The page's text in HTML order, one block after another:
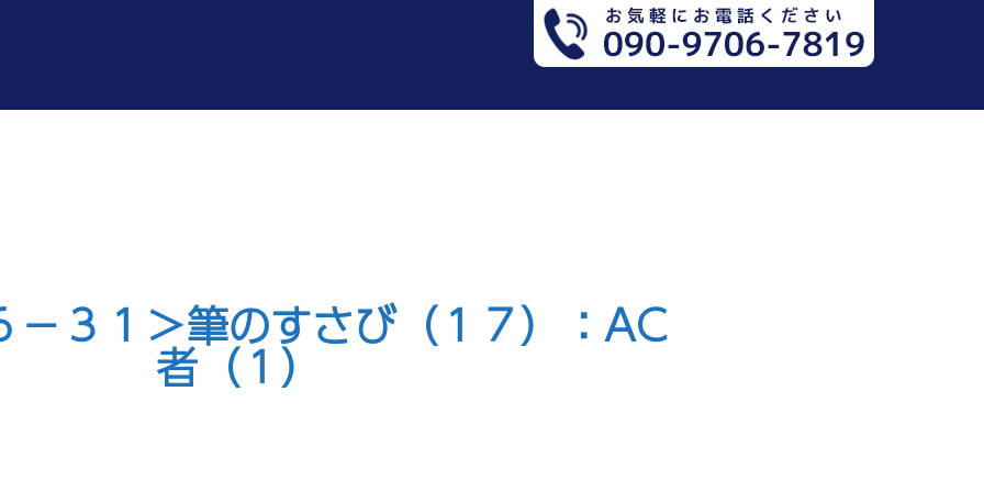
－３１＞筆のすさび（１７）：AC
者（１）